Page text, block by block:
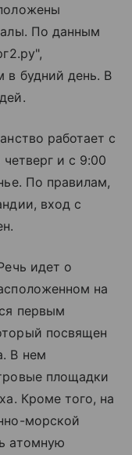
По данным
в будний день. В
работает с
и с 9:00
По правилам,
вход с
идет о
на
первым
посвящен
В нем
площадки
Кроме того, на
морской
атомную